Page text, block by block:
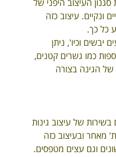
העיצוב היפני של
ונקיים. עיצוב כזה
כל כך.
יבשים וכיו', ניתן
כמו גשרים קטנים,
של הגינה בצורה
של עיצוב גינות
מאחר ובעיצוב כזה
וגם עצים מטפסים.